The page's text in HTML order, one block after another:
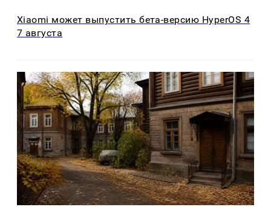
Xiaomi может выпустить бета-версию HyperOS 4
7 августа